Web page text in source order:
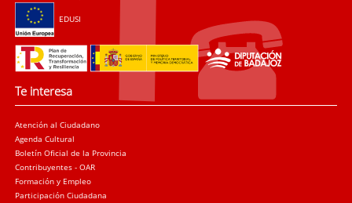
EDUSI
Te interesa
Atención al Ciudadano
Agenda Cultural
Boletín Oficial de la Provincia
Contribuyentes - OAR
Formación y Empleo
Participación Ciudadana